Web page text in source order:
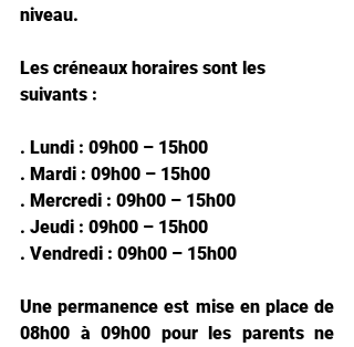
niveau.
Les créneaux horaires sont les
suivants :
. Lundi : 09h00 – 15h00
. Mardi : 09h00 – 15h00
. Mercredi : 09h00 – 15h00
. Jeudi : 09h00 – 15h00
. Vendredi : 09h00 – 15h00
Une permanence est mise en place de
08h00 à 09h00 pour les parents ne